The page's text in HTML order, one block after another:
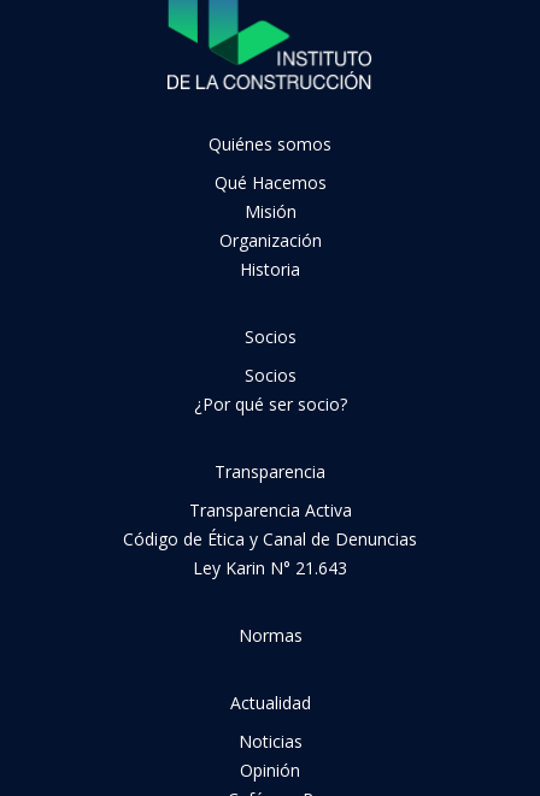
Quiénes somos
Qué Hacemos
Misión
Organización
Historia
Socios
Socios
¿Por qué ser socio?
Transparencia
Transparencia Activa
Código de Ética y Canal de Denuncias
Ley Karin N° 21.643
Normas
Actualidad
Noticias
Opinión